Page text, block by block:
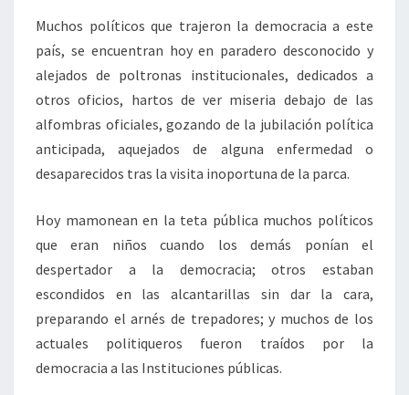
Muchos políticos que trajeron la democracia a este
país, se encuentran hoy en paradero desconocido y
alejados de poltronas institucionales, dedicados a
otros oficios, hartos de ver miseria debajo de las
alfombras oficiales, gozando de la jubilación política
anticipada, aquejados de alguna enfermedad o
desaparecidos tras la visita inoportuna de la parca.
Hoy mamonean en la teta pública muchos políticos
que eran niños cuando los demás ponían el
despertador a la democracia; otros estaban
escondidos en las alcantarillas sin dar la cara,
preparando el arnés de trepadores; y muchos de los
actuales politiqueros fueron traídos por la
democracia a las Instituciones públicas.